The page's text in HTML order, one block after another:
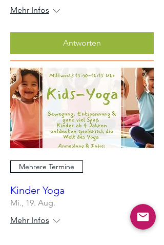
Mehr Infos
Antworten
Mehrere Termine
Kinder Yoga
Mi., 19. Aug.
Mehr Infos